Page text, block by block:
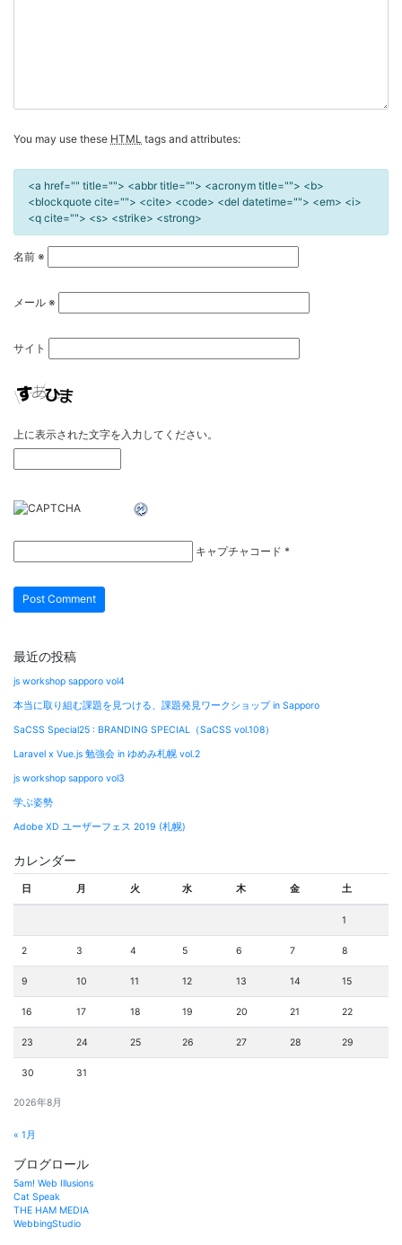
You may use these HTML tags and attributes:
<a href="" title=""> <abbr title=""> <acronym title=""> <b>
<blockquote cite=""> <cite> <code> <del datetime=""> <em> <i>
<q cite=""> <s> <strike> <strong>
名前 ※
メール ※
サイト
上に表示された文字を入力してください。
キャプチャコード *
最近の投稿
js workshop sapporo vol4
本当に取り組む課題を見つける、課題発見ワークショップ in Sapporo
SaCSS Special25 : BRANDING SPECIAL（SaCSS vol.108）
Laravel x Vue.js 勉強会 in ゆめみ札幌 vol.2
js workshop sapporo vol3
学ぶ姿勢
Adobe XD ユーザーフェス 2019 (札幌)
カレンダー
2026年8月
日 月 火 水 木 金 土
1
2 3 4 5 6 7 8
9 10 11 12 13 14 15
16 17 18 19 20 21 22
23 24 25 26 27 28 29
30 31
« 1月
ブログロール
5am! Web Illusions
Cat Speak
THE HAM MEDIA
WebbingStudio